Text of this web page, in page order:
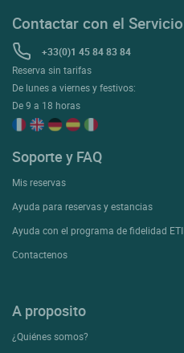
Contactar con el
+33(0)1 45 84 83 84
Reserva sin tarifas
De lunes a viernes y festivos:
De 9 a 18 horas
Soporte y FAQ
Mis reservas
Ayuda para reservas y estancias
Ayuda con el programa de fidelidad
Contactenos
A proposito
¿Quiénes somos?